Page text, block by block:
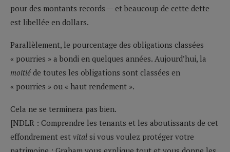
pour des montants records — et beaucoup de cette dette
est libellée en dollars.
Parallèlement, le pourcentage des obligations classées
« pourries » a bondi en quelques années. Aujourd’hui, la
moitié de toutes les obligations sont classées en
« pourries » ou « haut rendement ».
Cela ne se terminera pas bien.
[NDLR : Comprendre les tenants et les aboutissants de cet
effondrement est vital si vous voulez protéger votre